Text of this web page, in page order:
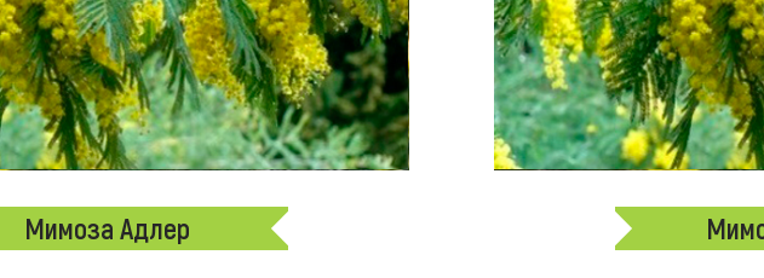
Мимоза Адлер